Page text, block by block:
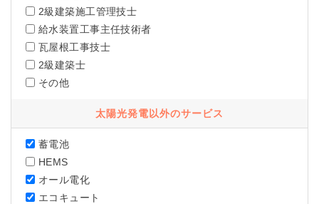
2級建築施工管理技士
給水装置工事主任技術者
瓦屋根工事技士
2級建築士
その他
太陽光発電以外のサービス
蓄電池
HEMS
オール電化
エコキュート